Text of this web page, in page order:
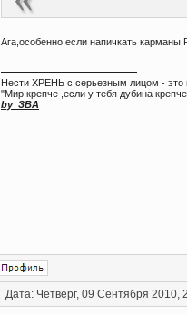
Ага,особенно если напичкать карманы
Нести ХРЕНЬ с серьезным лицом - это
"Мир крепче ,если у тебя дубина
by_ЗВА
Дата: Четверг, 09 Сентября